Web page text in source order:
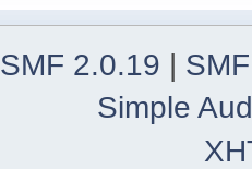
SMF 2.0.19 |
Simple